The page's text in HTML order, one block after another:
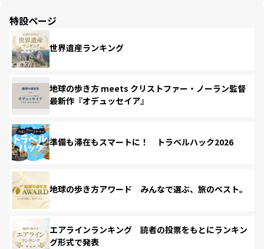
特設ページ
世界遺産ランキング
地球の歩き方 meets クリストファー・ノーラン監督
最新作『オデュッセイア』
準備も滞在もスマートに！ トラベルハック2026
地球の歩き方アワード みんなで選ぶ、旅のベスト。
エアラインランキング 読者の投票をもとにランキン
グ形式で発表